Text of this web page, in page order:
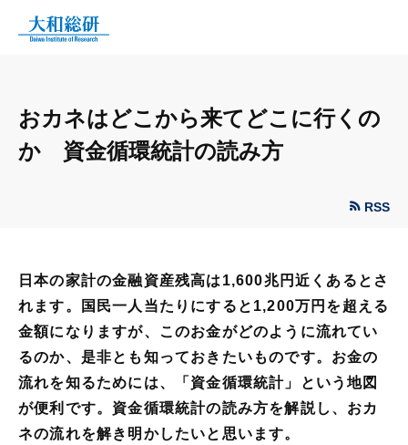
おカネはどこから来てどこに行くの
か 資金循環統計の読み方
RSS
日本の家計の金融資産残高は1,600兆円近くあるとさ
れます。国民一人当たりにすると1,200万円を超える
金額になりますが、このお金がどのように流れてい
るのか、是非とも知っておきたいものです。お金の
流れを知るためには、「資金循環統計」という地図
が便利です。資金循環統計の読み方を解説し、おカ
ネの流れを解き明かしたいと思います。